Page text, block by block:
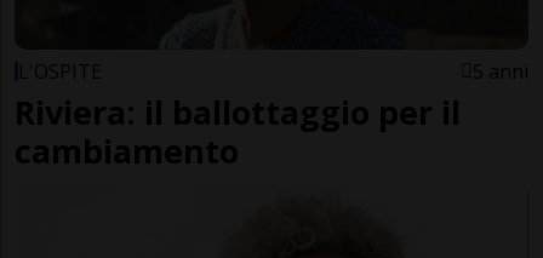
L'OSPITE 5 anni
Riviera: il ballottaggio per il
cambiamento